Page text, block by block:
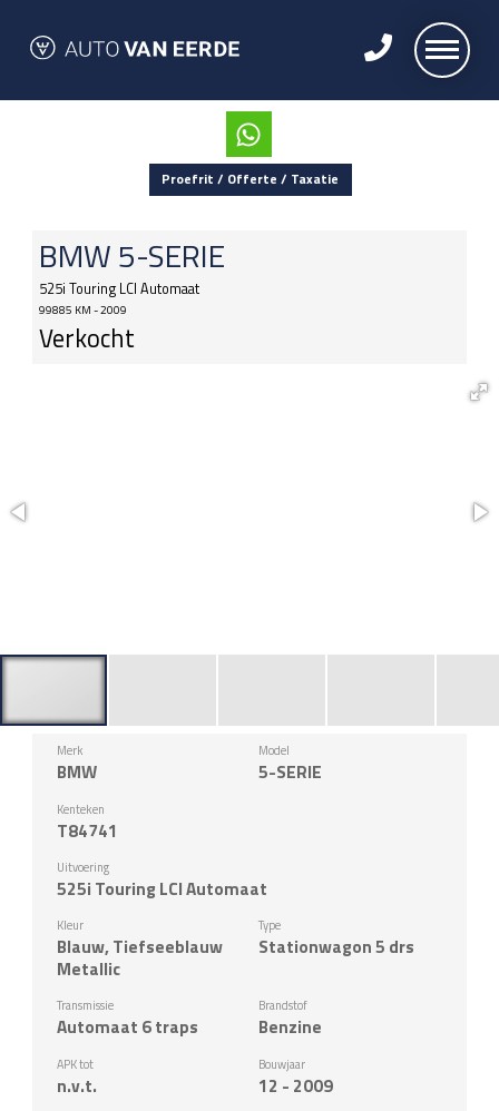
Proefrit / Offerte / Taxatie
BMW5-SERIE
525i Touring LCI Automaat
99885 KM - 2009
Verkocht
Merk
BMW
Model
5-SERIE
Kenteken
T84741
Uitvoering
525i Touring LCI Automaat
Kleur
Blauw, Tiefseeblauw
Metallic
Type
Stationwagon 5 drs
Transmissie
Automaat 6 traps
Brandstof
Benzine
APK tot
n.v.t.
Bouwjaar
12 - 2009